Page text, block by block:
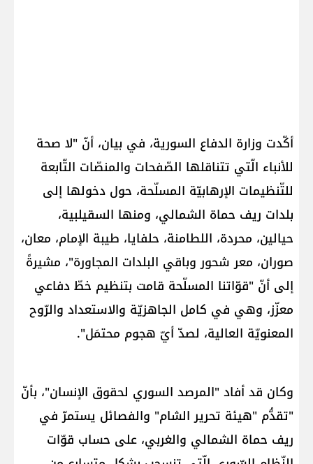
أكّدت ​وزارة الدفاع السورية​، في بيان، أنّ "لا صحة
للأنباء الّتي تتناقلها الصّفحات والمنصّات التّابعة
للتّنظيمات الإرهابيّة المسلّحة، حول دخولها إلى
بلدات ريف حماة الشمالي، ومنها السقيلبية،
حيالين، محردة، اللطامنة، حلفايا، طيبة الإمام، معان،
صوران، معر شحور وباقي البلدات المجاورة"، مشيرةً
إلى أنّ "قوّاتنا المسلّحة قامت بتنظيم خطّ دفاعي
معزّز، وهي في كامل الجاهزيّة والاستعداد والرّوح
المعنويّة العالية، لصدّ أيّ هجوم محتمَل".
وكان قد أفاد "المرصد السوري لحقوق الإنسان"، بأنّ
"تقدُّم "هيئة تحرير الشام" والفصائل يستمرّ في
ريف حماة الشمالي والغربي، على حساب قوّات